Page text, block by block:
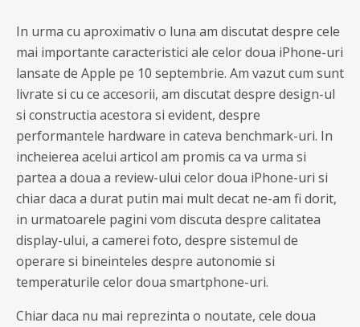
In urma cu aproximativ o luna am discutat despre cele
mai importante caracteristici ale celor doua iPhone-uri
lansate de Apple pe 10 septembrie. Am vazut cum sunt
livrate si cu ce accesorii, am discutat despre design-ul
si constructia acestora si evident, despre
performantele hardware in cateva benchmark-uri. In
incheierea acelui articol am promis ca va urma si
partea a doua a review-ului celor doua iPhone-uri si
chiar daca a durat putin mai mult decat ne-am fi dorit,
in urmatoarele pagini vom discuta despre calitatea
display-ului, a camerei foto, despre sistemul de
operare si bineinteles despre autonomie si
temperaturile celor doua smartphone-uri.
Chiar daca nu mai reprezinta o noutate, cele doua